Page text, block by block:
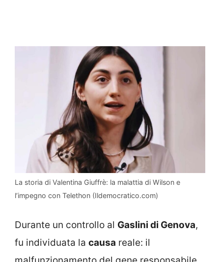
La storia di Valentina Giuffrè: la malattia di Wilson e
l’impegno con Telethon (Ildemocratico.com)
Durante un controllo al Gaslini di Genova,
fu individuata la causa reale: il